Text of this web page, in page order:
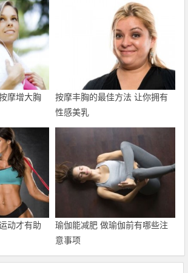
摩增大胸
按摩丰胸的最佳方法 让你拥有
性感美乳
动才有助
瑜伽能减肥 做瑜伽前有哪些注
意事项